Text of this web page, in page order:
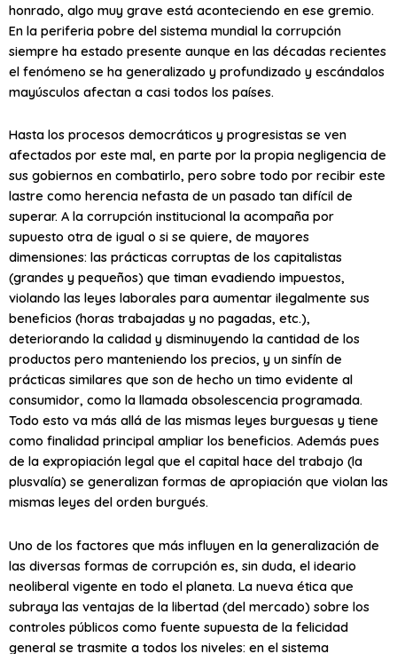
honrado, algo muy grave está aconteciendo en ese gremio.
En la periferia pobre del sistema mundial la corrupción
siempre ha estado presente aunque en las décadas recientes
el fenómeno se ha generalizado y profundizado y escándalos
mayúsculos afectan a casi todos los países.
Hasta los procesos democráticos y progresistas se ven
afectados por este mal, en parte por la propia negligencia de
sus gobiernos en combatirlo, pero sobre todo por recibir este
lastre como herencia nefasta de un pasado tan difícil de
superar. A la corrupción institucional la acompaña por
supuesto otra de igual o si se quiere, de mayores
dimensiones: las prácticas corruptas de los capitalistas
(grandes y pequeños) que timan evadiendo impuestos,
violando las leyes laborales para aumentar ilegalmente sus
beneficios (horas trabajadas y no pagadas, etc.),
deteriorando la calidad y disminuyendo la cantidad de los
productos pero manteniendo los precios, y un sinfín de
prácticas similares que son de hecho un timo evidente al
consumidor, como la llamada obsolescencia programada.
Todo esto va más allá de las mismas leyes burguesas y tiene
como finalidad principal ampliar los beneficios. Además pues
de la expropiación legal que el capital hace del trabajo (la
plusvalía) se generalizan formas de apropiación que violan las
mismas leyes del orden burgués.
Uno de los factores que más influyen en la generalización de
las diversas formas de corrupción es, sin duda, el ideario
neoliberal vigente en todo el planeta. La nueva ética que
subraya las ventajas de la libertad (del mercado) sobre los
controles públicos como fuente supuesta de la felicidad
general se trasmite a todos los niveles: en el sistema